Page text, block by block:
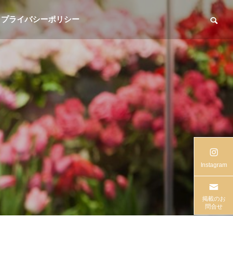
プライバシーポリシー
Instagram
掲載のお
問合せ